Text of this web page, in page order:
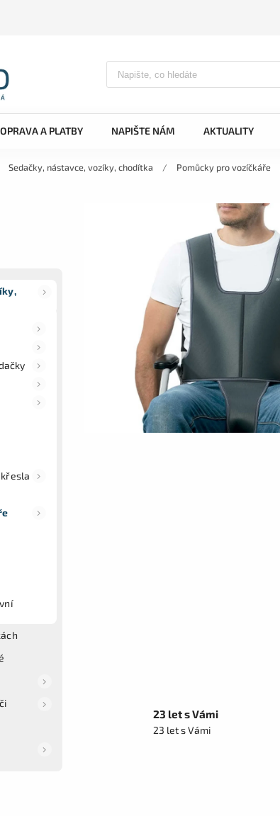
A PLATBY NAPIŠTE NÁM AKTUALITY
Sedačky, nástavce, vozíky, chodítka / Pomůcky pro vozíčkáře
23 let s Vámi
23 let s Vámi